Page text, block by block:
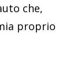
che,
proprio